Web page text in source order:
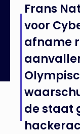
Cyberbeveiliging
2025 na piek rond
stijging door de
Frans
voor
afname
de staat